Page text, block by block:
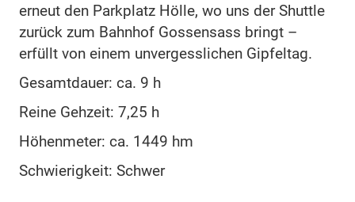
erneut den Parkplatz Hölle, wo uns der Shuttle
zurück zum Bahnhof Gossensass bringt –
erfüllt von einem unvergesslichen Gipfeltag.
Gesamtdauer: ca. 9 h
Reine Gehzeit: 7,25 h
Höhenmeter: ca. 1449 hm
Schwierigkeit: Schwer